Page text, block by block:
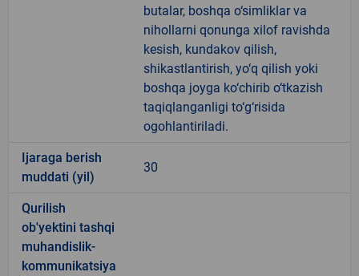
butalar, boshqa o‘simliklar va
nihollarni qonunga xilof ravishda
kesish, kundakov qilish,
shikastlantirish, yo‘q qilish yoki
boshqa joyga ko‘chirib o‘tkazish
taqiqlanganligi to‘g‘risida
ogohlantiriladi.
Ijaraga berish
muddati (yil)
30
Qurilish
ob'yektini tashqi
muhandislik-
kommunikatsiya